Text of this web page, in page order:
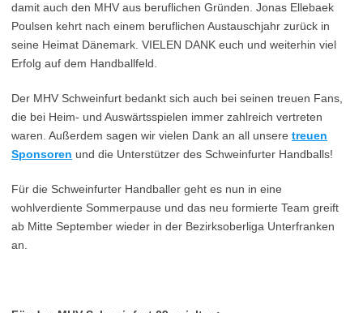
damit auch den MHV aus beruflichen Gründen. Jonas Ellebaek
Poulsen kehrt nach einem beruflichen Austauschjahr zurück in
seine Heimat Dänemark. VIELEN DANK euch und weiterhin viel
Erfolg auf dem Handballfeld.
Der MHV Schweinfurt bedankt sich auch bei seinen treuen Fans,
die bei Heim- und Auswärtsspielen immer zahlreich vertreten
waren. Außerdem sagen wir vielen Dank an all unsere treuen
Sponsoren und die Unterstützer des Schweinfurter Handballs!
Für die Schweinfurter Handballer geht es nun in eine
wohlverdiente Sommerpause und das neu formierte Team greift
ab Mitte September wieder in der Bezirksoberliga Unterfranken
an.